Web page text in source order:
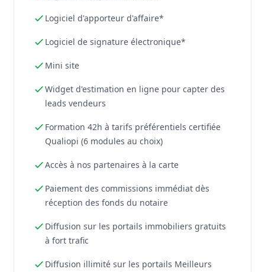
Logiciel d'apporteur d'affaire*
Logiciel de signature électronique*
Mini site
Widget d'estimation en ligne pour capter des
leads vendeurs
Formation 42h à tarifs préférentiels certifiée
Qualiopi (6 modules au choix)
Accès à nos partenaires à la carte
Paiement des commissions immédiat dès
réception des fonds du notaire
Diffusion sur les portails immobiliers gratuits
à fort trafic
Diffusion illimité sur les portails Meilleurs